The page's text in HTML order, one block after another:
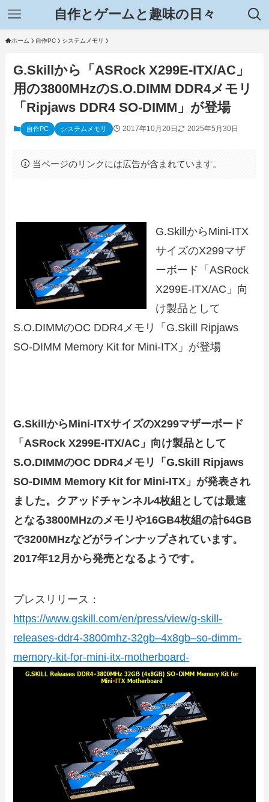
自作とゲームと趣味の日々
ホーム 自作PC システムメモリ
G.Skillから「ASRock X299E-ITX/AC」
用の3800MHzのS.O.DIMM DDR4メモリ
「Ripjaws DDR4 SO-DIMM」が登場
自作PC システムメモリ 2017年10月20日 2025年5月30日
当ページのリンクには広告が含まれています。
G.SkillからMini-ITX
サイズのX299マザ
ーボード「ASRock
X299E-ITX/AC」向
け製品として
S.O.DIMMのOC DDR4メモリ「G.Skill Ripjaws
SO-DIMM Memory Kit for Mini-ITX」が登場
G.SkillからMini-ITXサイズのX299マザーボード
「ASRock X299E-ITX/AC」向け製品として
S.O.DIMMのOC DDR4メモリ「G.Skill Ripjaws
SO-DIMM Memory Kit for Mini-ITX」が発表され
ました。クアッドチャンネル4枚組としては最速
となる3800MHzのメモリや16GB4枚組の計64GB
で3200MHzなどがラインナップされています。
2017年12月から発売となるようです。
プレスリリース：
https://www.gskill.com/en/press/view/g-skill-
releases-ddr4-3800mhz-32gb–4x8gb–so-dimm-
memory-kit-for-mini-itx-motherboard-